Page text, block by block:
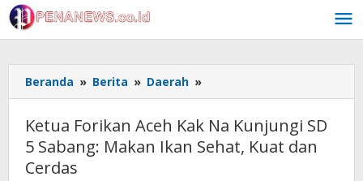
Skip
to
content
Beranda » Berita » Daerah »
Forikan
Kak
Na
Ketua Forikan Aceh Kak Na Kunjungi SD
5 Sabang: Makan Ikan Sehat, Kuat dan
Cerdas